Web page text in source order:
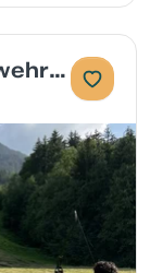
Bogenschiessen & Luftgewehrschiessen - Der treffsichere Event in Gstaad und Umgebung